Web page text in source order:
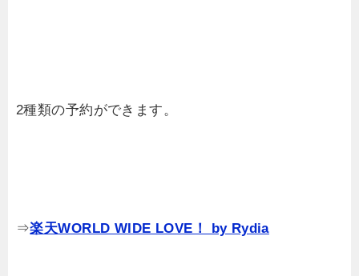
2種類の予約ができます。
⇒楽天WORLD WIDE LOVE！ by Rydia